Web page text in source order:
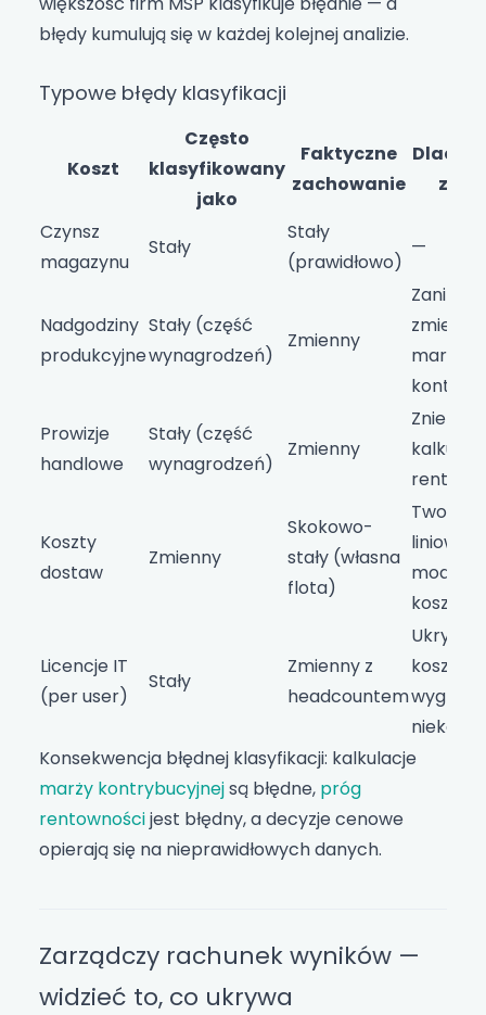
błędy kumulują się w każdej kolejnej analizie.
Typowe błędy klasyfikacji
Koszt
Często
klasyfikowany
jako
Faktyczne
zachowanie
Czynsz
magazynu
Stały
Stały
(prawidłowo)
—
Nadgodziny
produkcyjne
Stały (część
wynagrodzeń)
Zmienny
Zaniża
marżę
Prowizje
handlowe
Stały (część
wynagrodzeń)
Zmienny
Koszty
dostaw
Zmienny
Skokowo-
stały (własna
flota)
Tworzy
Licencje IT
(per user)
Stały
Zmienny z
headcountem
Ukrywa
kosztu;
Konsekwencja błędnej klasyfikacji: kalkulacje
marży kontrybucyjnejsą błędne, próg
rentownościjest błędny, a decyzje cenowe
opierają się na nieprawidłowych danych.
Zarządczy rachunek wyników —
widzieć to, co ukrywa